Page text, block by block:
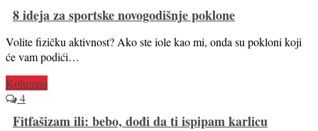
8 ideja za sportske novogodišnje poklone
Volite fizičku aktivnost? Ako ste iole kao mi, onda su pokloni koji
će vam podići…
Kolumna
4
Fitfašizam ili: bebo, dođi da ti ispipam karlicu